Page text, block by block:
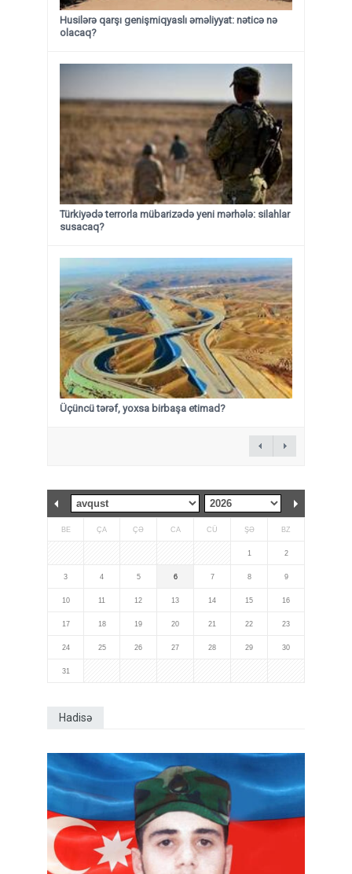
Husilərə qarşı genişmiqyaslı əməliyyat: nəticə nə
olacaq?
Türkiyədə terrorla mübarizədə yeni mərhələ: silahlar
susacaq?
Üçüncü tərəf, yoxsa birbaşa etimad?
BE ÇA ÇƏ CA CÜ ŞƏ BZ
1 2
3 4 5 6 7 8 9
10 11 12 13 14 15 16
17 18 19 20 21 22 23
24 25 26 27 28 29 30
31
Hadisə